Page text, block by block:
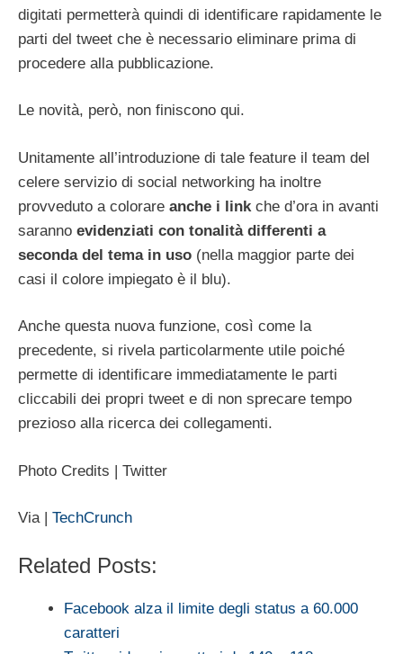
digitati permetterà quindi di identificare rapidamente le
parti del tweet che è necessario eliminare prima di
procedere alla pubblicazione.
Le novità, però, non finiscono qui.
Unitamente all’introduzione di tale feature il team del
celere servizio di social networking ha inoltre
provveduto a colorare anche i linkche d’ora in avanti
saranno evidenziati con tonalità differenti a
seconda del tema in uso (nella maggior parte dei
casi il colore impiegato è il blu).
Anche questa nuova funzione, così come la
precedente, si rivela particolarmente utile poiché
permette di identificare immediatamente le parti
cliccabili dei propri tweet e di non sprecare tempo
prezioso alla ricerca dei collegamenti.
Photo Credits | Twitter
Via | TechCrunch
Related Posts:
Facebook alza il limite degli status a 60.000
caratteri